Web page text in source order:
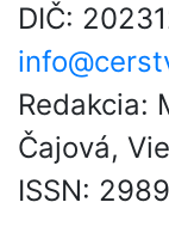
DIČ:
Redakcia:
Čajová,
ISSN: